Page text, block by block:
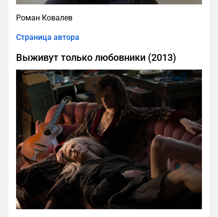
Роман Ковалев
Страница автора
Выживут только любовники (2013)